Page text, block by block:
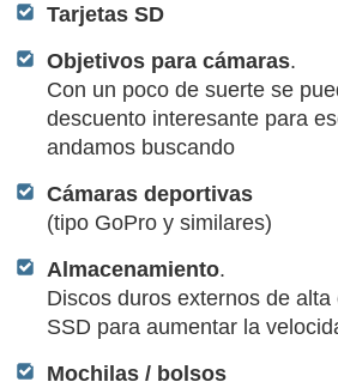
Tarjetas SD
Objetivos para cámaras.
Con un poco de suerte se
descuento interesante para
andamos buscando
Cámaras deportivas
(tipo GoPro y similares)
Almacenamiento.
Discos duros externos de
SSD para aumentar la
Mochilas / bolsos